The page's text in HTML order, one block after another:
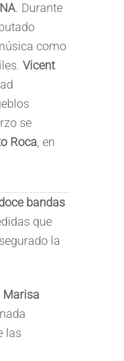
. Durante
como
Vicent
se
Roca, en
bandas
que
la
Marisa
las